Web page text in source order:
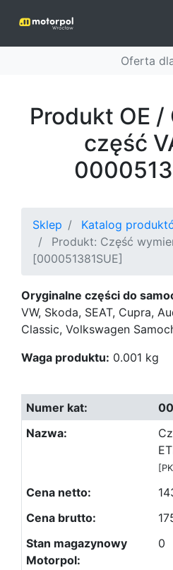
Oferta
Produkt OE
część
Sklep
Katalog
Produkt: Część
[000051381SUE]
Oryginalne części do
VW, Skoda, SEAT, Cupra,
Classic, Volkswagen
Waga produktu: 0.001 kg
0